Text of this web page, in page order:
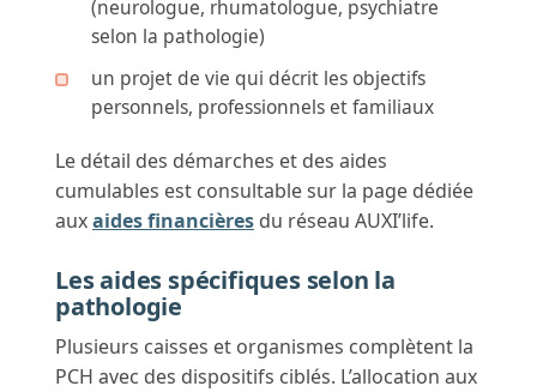
(neurologue, rhumatologue, psychiatre
selon la pathologie)
un projet de vie qui décrit les objectifs
personnels, professionnels et familiaux
Le détail des démarches et des aides
cumulables est consultable sur la page dédiée
auxaides financières du réseau AUXI’life.
Les aides spécifiques selon la
pathologie
Plusieurs caisses et organismes complètent la
PCH avec des dispositifs ciblés. L’allocation aux